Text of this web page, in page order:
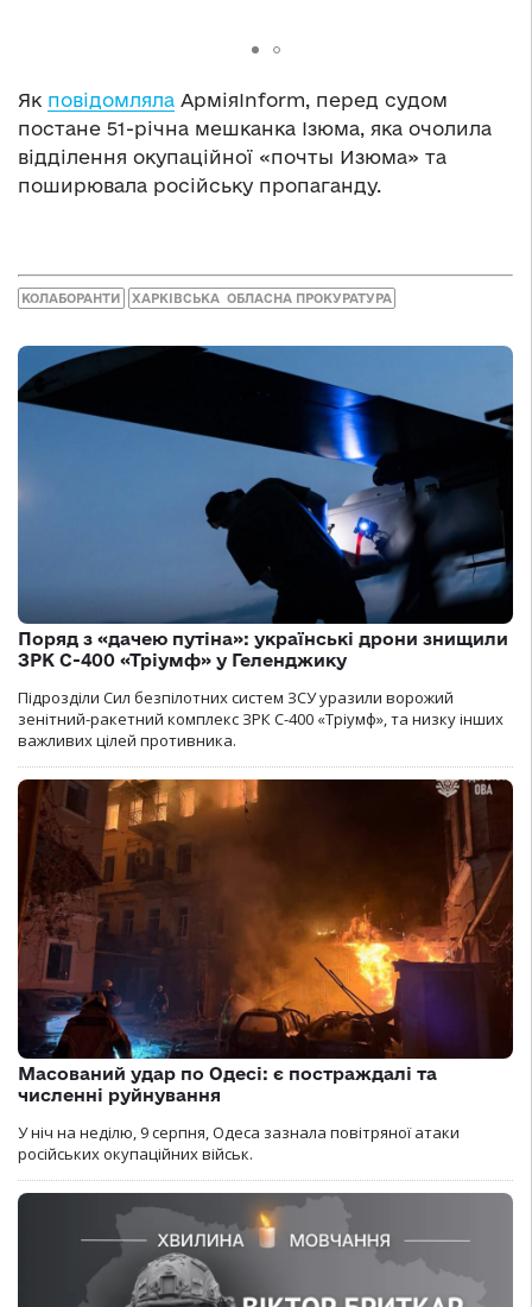
Як повідомляла АрміяInform, перед судом
постане 51-річна мешканка Ізюма, яка очолила
відділення окупаційної «почты Изюма» та
поширювала російську пропаганду.
КОЛАБОРАНТИ ХАРКІВСЬКА ОБЛАСНА ПРОКУРАТУРА
Поряд з «дачею путіна»: українські дрони знищили
ЗРК С-400 «Тріумф» у Геленджику
Підрозділи Сил безпілотних систем ЗСУ уразили ворожий
зенітний-ракетний комплекс ЗРК С-400 «Тріумф», та низку інших
важливих цілей противника.
Масований удар по Одесі: є постраждалі та
численні руйнування
У ніч на неділю, 9 серпня, Одеса зазнала повітряної атаки
російських окупаційних військ.